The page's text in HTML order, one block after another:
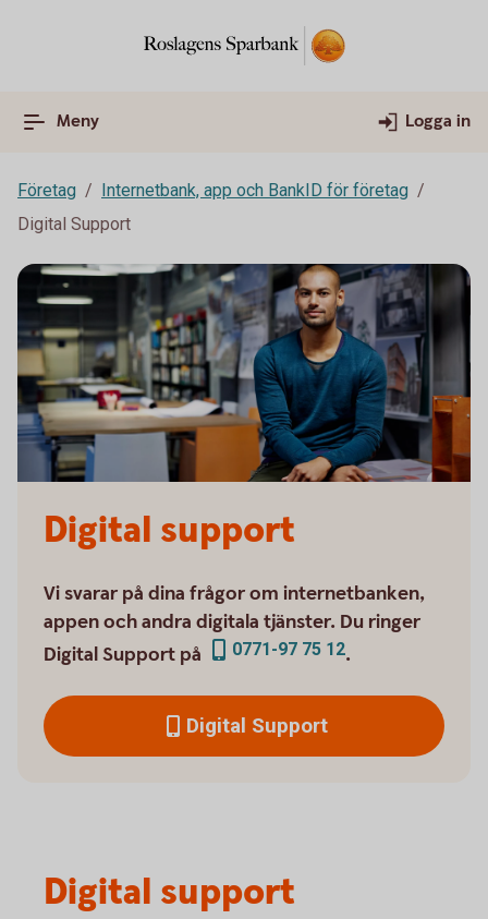
Meny Logga in
Företag
Internetbank, app och BankID för företag
Digital Support
Digital support
Vi svarar på dina frågor om internetbanken,
appen och andra digitala tjänster. Du ringer
Digital Support på
0771-97 75 12.
Digital Support
Digital support